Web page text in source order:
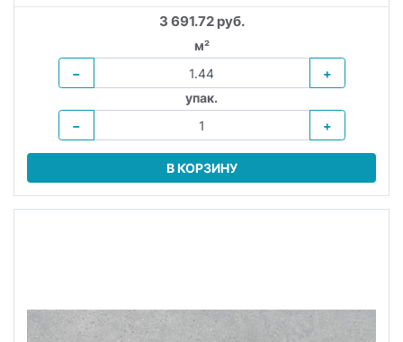
3 691.72 руб.
м²
−
+
упак.
−
+
В КОРЗИНУ